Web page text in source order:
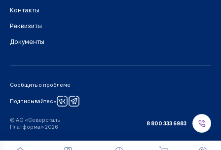
Контакты
Реквизиты
Документы
Сообщить о проблеме
© АО «Северсталь
Платформа» 2026
Подписывайтесь
8 800 333 6983